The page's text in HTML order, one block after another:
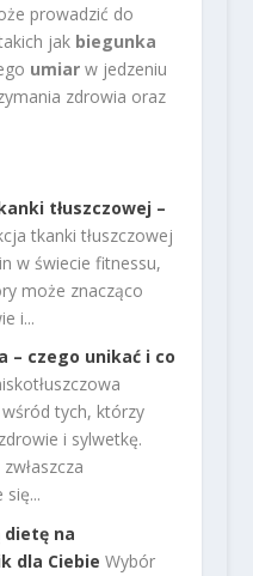
prowadzić do
jak biegunka
umiarw jedzeniu
zdrowia oraz
tłuszczowej –
tkanki tłuszczowej
w świecie fitnessu,
może znacząco
i...
– czego unikać i co
tych, którzy
i sylwetkę.
dietę na
dla Ciebie Wybór